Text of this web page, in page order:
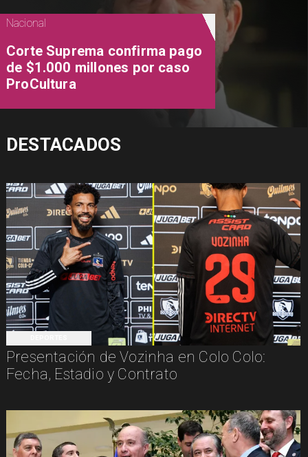
Presentación de Vozinha en Colo Colo:
Fecha, Estadio y Contrato
Nacional
Corte Suprema confirma pago
de $1.000 millones por caso
ProCultura
DESTACADOS